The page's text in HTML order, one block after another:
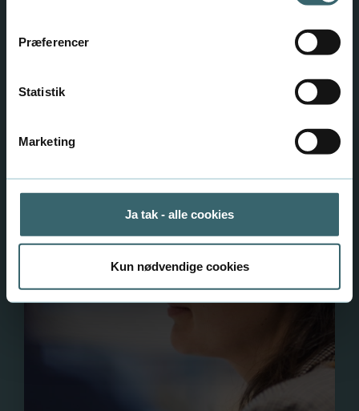
Præferencer
Statistik
Marketing
Ja tak - alle cookies
Kun nødvendige cookies
Book en samtale eller besøg os til fx infomøde